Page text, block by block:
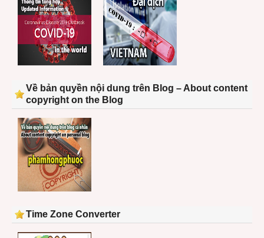
Về bản quyền nội dung trên Blog – About content
copyright on the Blog
Time Zone Converter